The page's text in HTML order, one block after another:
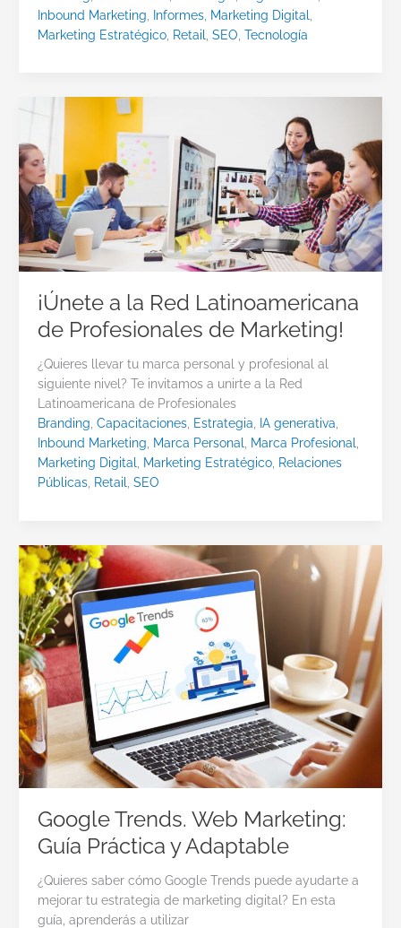
Inbound Marketing Informes, Marketing Digital
Marketing Estratégico, Retail SEO Tecnología
¡Únete a la Red Latinoamericana
de Profesionales de Marketing!
¿Quieres llevar tu marca personal y profesional al
siguiente nivel? Te invitamos a unirte a la Red
Latinoamericana de Profesionales
Branding, Capacitaciones, Estrategia, IA generativa,
Inbound Marketing, Marca Personal, Marca Profesional,
Marketing Digital, Marketing Estratégico, Relaciones
Públicas, Retail, SEO
Google Trends. Web Marketing:
Guía Práctica y Adaptable
¿Quieres saber cómo Google Trends puede ayudarte a
mejorar tu estrategia de marketing digital? En esta
guía, aprenderás a utilizar